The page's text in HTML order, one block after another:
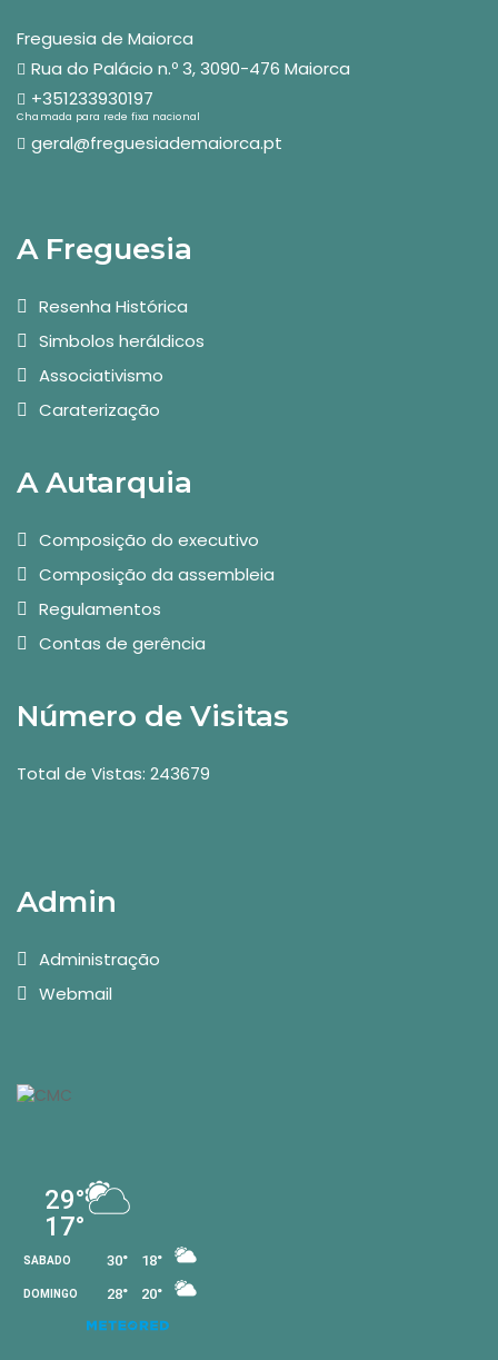
Freguesia de Maiorca
Rua do Palácio n.º 3, 3090-476 Maiorca
+351233930197
Chamada para rede fixa nacional
geral@freguesiademaiorca.pt
A Freguesia
Resenha Histórica
Simbolos heráldicos
Associativismo
Caraterização
A Autarquia
Composição do executivo
Composição da assembleia
Regulamentos
Contas de gerência
Número de Visitas
Total de Vistas: 243679
Admin
Administração
Webmail